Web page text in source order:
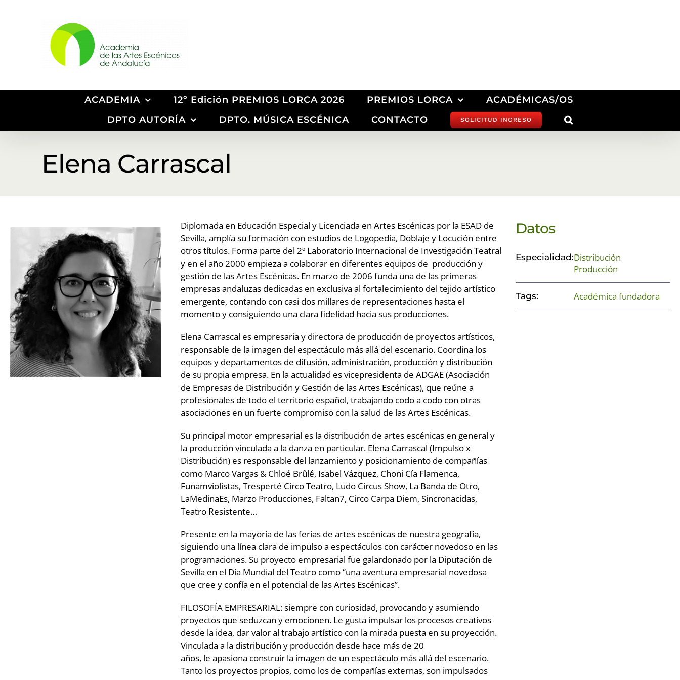
ACADEMIA 12º Edición PREMIOS LORCA 2026 PREMIOS LORCA
ACADÉMICAS/OS
DPTO AUTORÍA
DPTO. MÚSICA ESCÉNICA CONTACTO SOLICITUD INGRESO
Elena Carrascal
Diplomada en Educación Especial y Licenciada en Artes Escénicas por la ESAD de
Sevilla, amplía su formación con estudios de Logopedia, Doblaje y Locución entre
otros títulos. Forma parte del 2º Laboratorio Internacional de Investigación Teatral
y en el año 2000 empieza a colaborar en diferentes equipos de producción y
gestión de las Artes Escénicas. En marzo de 2006 funda una de las primeras
empresas andaluzas dedicadas en exclusiva al fortalecimiento del tejido artístico
emergente, contando con casi dos millares de representaciones hasta el
momento y consiguiendo una clara fidelidad hacia sus producciones.
Elena Carrascal es empresaria y directora de producción de proyectos artísticos,
responsable de la imagen del espectáculo más allá del escenario. Coordina los
equipos y departamentos de difusión, administración, producción y distribución
de su propia empresa. En la actualidad es vicepresidenta de ADGAE (Asociación
de Empresas de Distribución y Gestión de las Artes Escénicas), que reúne a
profesionales de todo el territorio español, trabajando codo a codo con otras
asociaciones en un fuerte compromiso con la salud de las Artes Escénicas.
Su principal motor empresarial es la distribución de artes escénicas en general y
la producción vinculada a la danza en particular. Elena Carrascal (Impulso x
Distribución) es responsable del lanzamiento y posicionamiento de compañías
como Marco Vargas & Chloé Brûlé, Isabel Vázquez, Choni Cía Flamenca,
Funamviolistas, Tresperté Circo Teatro, Ludo Circus Show, La Banda de Otro,
LaMedinaEs, Marzo Producciones, Faltan7, Circo Carpa Diem, Sincronacidas,
Teatro Resistente…
Presente en la mayoría de las ferias de artes escénicas de nuestra geografía,
siguiendo una línea clara de impulso a espectáculos con carácter novedoso en las
programaciones. Su proyecto empresarial fue galardonado por la Diputación de
Sevilla en el Día Mundial del Teatro como “una aventura empresarial novedosa
que cree y confía en el potencial de las Artes Escénicas”.
FILOSOFÍA EMPRESARIAL: siempre con curiosidad, provocando y asumiendo
proyectos que seduzcan y emocionen. Le gusta impulsar los procesos creativos
desde la idea, dar valor al trabajo artístico con la mirada puesta en su proyección.
Vinculada a la distribución y producción desde hace más de 20
años, le apasiona construir la imagen de un espectáculo más allá del escenario.
Tanto los proyectos propios, como los de compañías externas, son impulsados
Datos
Especialidad:Distribución
Producción
Tags: Académica fundadora